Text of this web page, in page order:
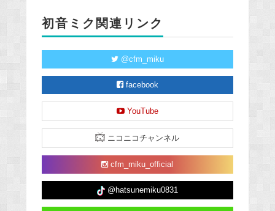
初音ミク関連リンク
@cfm_miku
facebook
YouTube
ニコニコチャンネル
cfm_miku_official
@hatsunemiku0831